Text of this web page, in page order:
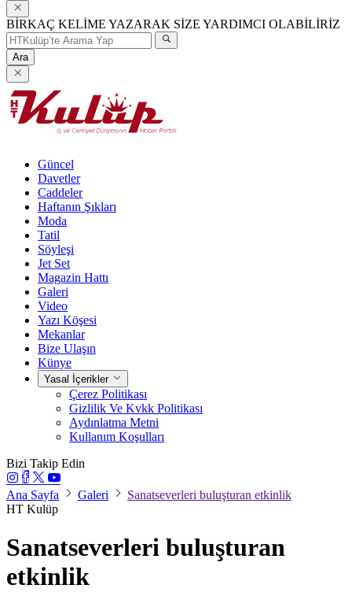
BİRKAÇ KELİME YAZARAK SİZE YARDIMCI OLABİLİRİZ
Ara
Güncel
Davetler
Caddeler
Haftanın Şıkları
Moda
Tatil
Söyleşi
Jet Set
Magazin Hattı
Galeri
Video
Yazı Köşesi
Mekanlar
Bize Ulaşın
Künye
Yasal İçerikler
Çerez Politikası
Gizlilik Ve Kvkk Politikası
Aydınlatma Metni
Kullanım Koşulları
Bizi Takip Edin
Ana Sayfa Galeri
Sanatseverleri buluşturan etkinlik
HT Kulüp
Sanatseverleri buluşturan
etkinlik